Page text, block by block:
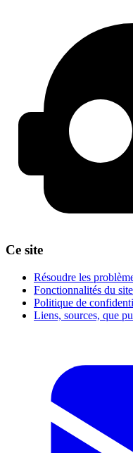
Ce site
Résoudre les
Fonctionnalités du site
Politique de
Liens, sources, que